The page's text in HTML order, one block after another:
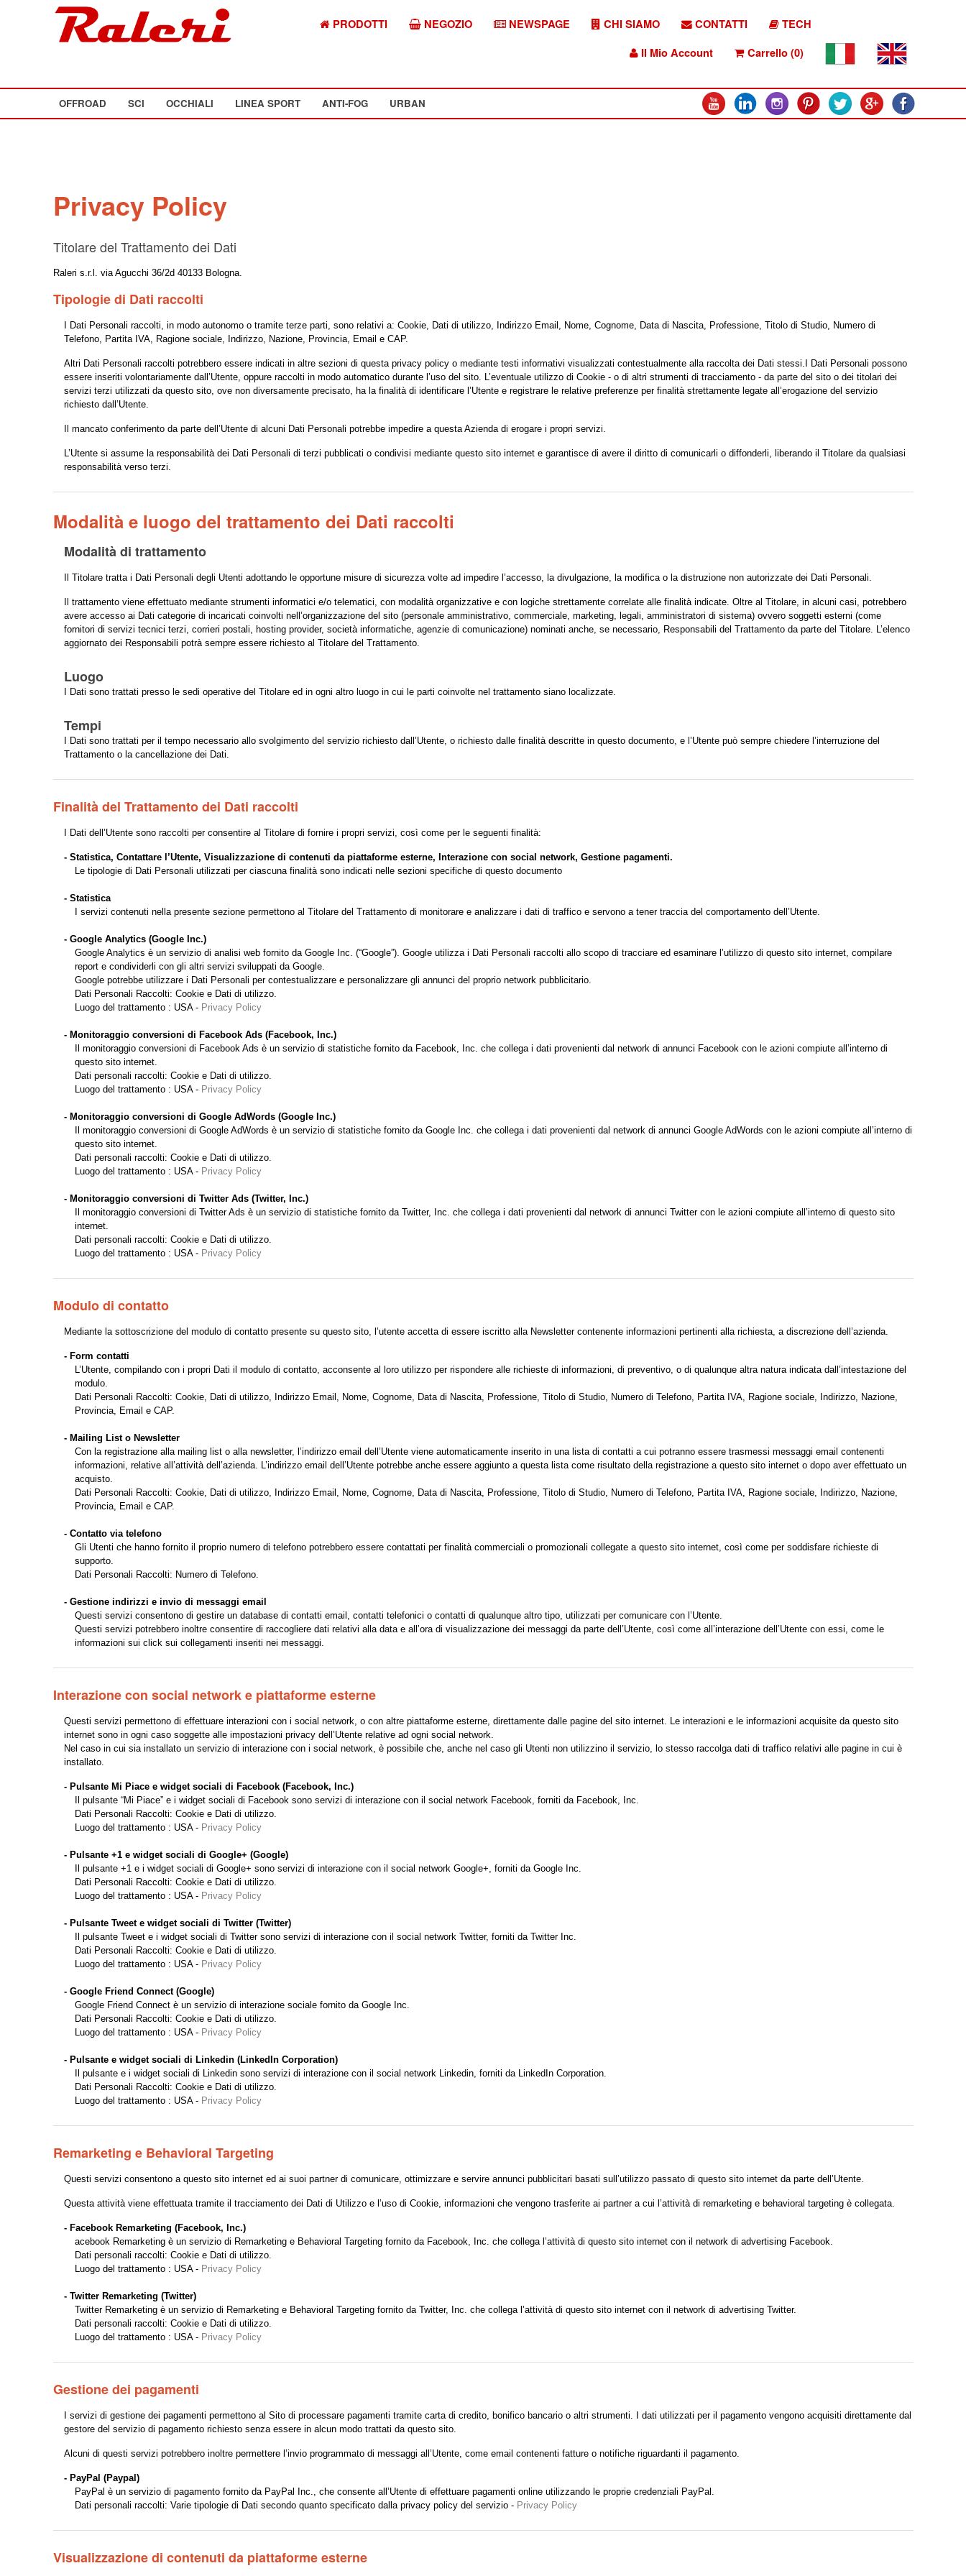
PRODOTTI NEGOZIO NEWSPAGE CHI SIAMO CONTATTI
TECH
Il Mio Account
Carrello (0)
OFFROAD SCI OCCHIALI LINEA SPORT ANTI-FOG URBAN
Privacy Policy
Titolare del Trattamento dei Dati
Raleri s.r.l. via Agucchi 36/2d 40133 Bologna.
Tipologie di Dati raccolti
I Dati Personali raccolti, in modo autonomo o tramite terze parti, sono relativi a: Cookie, Dati di utilizzo, Indirizzo Email, Nome, Cognome, Data di Nascita, Professione, Titolo di Studio, Numero di
Telefono, Partita IVA, Ragione sociale, Indirizzo, Nazione, Provincia, Email e CAP.
Altri Dati Personali raccolti potrebbero essere indicati in altre sezioni di questa privacy policy o mediante testi informativi visualizzati contestualmente alla raccolta dei Dati stessi.I Dati Personali possono
essere inseriti volontariamente dall’Utente, oppure raccolti in modo automatico durante l’uso del sito. L’eventuale utilizzo di Cookie - o di altri strumenti di tracciamento - da parte del sito o dei titolari dei
servizi terzi utilizzati da questo sito, ove non diversamente precisato, ha la finalità di identificare l’Utente e registrare le relative preferenze per finalità strettamente legate all’erogazione del servizio
richiesto dall’Utente.
Il mancato conferimento da parte dell’Utente di alcuni Dati Personali potrebbe impedire a questa Azienda di erogare i propri servizi.
L’Utente si assume la responsabilità dei Dati Personali di terzi pubblicati o condivisi mediante questo sito internet e garantisce di avere il diritto di comunicarli o diffonderli, liberando il Titolare da qualsiasi
responsabilità verso terzi.
Modalità e luogo del trattamento dei Dati raccolti
Modalità di trattamento
Il Titolare tratta i Dati Personali degli Utenti adottando le opportune misure di sicurezza volte ad impedire l’accesso, la divulgazione, la modifica o la distruzione non autorizzate dei Dati Personali.
Il trattamento viene effettuato mediante strumenti informatici e/o telematici, con modalità organizzative e con logiche strettamente correlate alle finalità indicate. Oltre al Titolare, in alcuni casi, potrebbero
avere accesso ai Dati categorie di incaricati coinvolti nell’organizzazione del sito (personale amministrativo, commerciale, marketing, legali, amministratori di sistema) ovvero soggetti esterni (come
fornitori di servizi tecnici terzi, corrieri postali, hosting provider, società informatiche, agenzie di comunicazione) nominati anche, se necessario, Responsabili del Trattamento da parte del Titolare. L’elenco
aggiornato dei Responsabili potrà sempre essere richiesto al Titolare del Trattamento.
Luogo
I Dati sono trattati presso le sedi operative del Titolare ed in ogni altro luogo in cui le parti coinvolte nel trattamento siano localizzate.
Tempi
I Dati sono trattati per il tempo necessario allo svolgimento del servizio richiesto dall’Utente, o richiesto dalle finalità descritte in questo documento, e l’Utente può sempre chiedere l’interruzione del
Trattamento o la cancellazione dei Dati.
Finalità del Trattamento dei Dati raccolti
I Dati dell’Utente sono raccolti per consentire al Titolare di fornire i propri servizi, così come per le seguenti finalità:
- Statistica, Contattare l’Utente, Visualizzazione di contenuti da piattaforme esterne, Interazione con social network, Gestione pagamenti.
Le tipologie di Dati Personali utilizzati per ciascuna finalità sono indicati nelle sezioni specifiche di questo documento
- Statistica
I servizi contenuti nella presente sezione permettono al Titolare del Trattamento di monitorare e analizzare i dati di traffico e servono a tener traccia del comportamento dell’Utente.
- Google Analytics (Google Inc.)
Google Analytics è un servizio di analisi web fornito da Google Inc. (“Google”). Google utilizza i Dati Personali raccolti allo scopo di tracciare ed esaminare l’utilizzo di questo sito internet, compilare
report e condividerli con gli altri servizi sviluppati da Google.
Google potrebbe utilizzare i Dati Personali per contestualizzare e personalizzare gli annunci del proprio network pubblicitario.
Dati Personali Raccolti: Cookie e Dati di utilizzo.
Luogo del trattamento : USA - Privacy Policy
- Monitoraggio conversioni di Facebook Ads (Facebook, Inc.)
Il monitoraggio conversioni di Facebook Ads è un servizio di statistiche fornito da Facebook, Inc. che collega i dati provenienti dal network di annunci Facebook con le azioni compiute all’interno di
questo sito internet.
Dati personali raccolti: Cookie e Dati di utilizzo.
Luogo del trattamento : USA - Privacy Policy
- Monitoraggio conversioni di Google AdWords (Google Inc.)
Il monitoraggio conversioni di Google AdWords è un servizio di statistiche fornito da Google Inc. che collega i dati provenienti dal network di annunci Google AdWords con le azioni compiute all’interno di
questo sito internet.
Dati personali raccolti: Cookie e Dati di utilizzo.
Luogo del trattamento : USA - Privacy Policy
- Monitoraggio conversioni di Twitter Ads (Twitter, Inc.)
Il monitoraggio conversioni di Twitter Ads è un servizio di statistiche fornito da Twitter, Inc. che collega i dati provenienti dal network di annunci Twitter con le azioni compiute all’interno di questo sito
internet.
Dati personali raccolti: Cookie e Dati di utilizzo.
Luogo del trattamento : USA - Privacy Policy
Modulo di contatto
Mediante la sottoscrizione del modulo di contatto presente su questo sito, l’utente accetta di essere iscritto alla Newsletter contenente informazioni pertinenti alla richiesta, a discrezione dell’azienda.
- Form contatti
L’Utente, compilando con i propri Dati il modulo di contatto, acconsente al loro utilizzo per rispondere alle richieste di informazioni, di preventivo, o di qualunque altra natura indicata dall’intestazione del
modulo.
Dati Personali Raccolti: Cookie, Dati di utilizzo, Indirizzo Email, Nome, Cognome, Data di Nascita, Professione, Titolo di Studio, Numero di Telefono, Partita IVA, Ragione sociale, Indirizzo, Nazione,
Provincia, Email e CAP.
- Mailing List o Newsletter
Con la registrazione alla mailing list o alla newsletter, l’indirizzo email dell’Utente viene automaticamente inserito in una lista di contatti a cui potranno essere trasmessi messaggi email contenenti
informazioni, relative all’attività dell’azienda. L’indirizzo email dell’Utente potrebbe anche essere aggiunto a questa lista come risultato della registrazione a questo sito internet o dopo aver effettuato un
acquisto.
Dati Personali Raccolti: Cookie, Dati di utilizzo, Indirizzo Email, Nome, Cognome, Data di Nascita, Professione, Titolo di Studio, Numero di Telefono, Partita IVA, Ragione sociale, Indirizzo, Nazione,
Provincia, Email e CAP.
- Contatto via telefono
Gli Utenti che hanno fornito il proprio numero di telefono potrebbero essere contattati per finalità commerciali o promozionali collegate a questo sito internet, così come per soddisfare richieste di
supporto.
Dati Personali Raccolti: Numero di Telefono.
- Gestione indirizzi e invio di messaggi email
Questi servizi consentono di gestire un database di contatti email, contatti telefonici o contatti di qualunque altro tipo, utilizzati per comunicare con l’Utente.
Questi servizi potrebbero inoltre consentire di raccogliere dati relativi alla data e all’ora di visualizzazione dei messaggi da parte dell’Utente, così come all’interazione dell’Utente con essi, come le
informazioni sui click sui collegamenti inseriti nei messaggi.
Interazione con social network e piattaforme esterne
Questi servizi permettono di effettuare interazioni con i social network, o con altre piattaforme esterne, direttamente dalle pagine del sito internet. Le interazioni e le informazioni acquisite da questo sito
internet sono in ogni caso soggette alle impostazioni privacy dell’Utente relative ad ogni social network.
Nel caso in cui sia installato un servizio di interazione con i social network, è possibile che, anche nel caso gli Utenti non utilizzino il servizio, lo stesso raccolga dati di traffico relativi alle pagine in cui è
installato.
- Pulsante Mi Piace e widget sociali di Facebook (Facebook, Inc.)
Il pulsante “Mi Piace” e i widget sociali di Facebook sono servizi di interazione con il social network Facebook, forniti da Facebook, Inc.
Dati Personali Raccolti: Cookie e Dati di utilizzo.
Luogo del trattamento : USA - Privacy Policy
- Pulsante +1 e widget sociali di Google+ (Google)
Il pulsante +1 e i widget sociali di Google+ sono servizi di interazione con il social network Google+, forniti da Google Inc.
Dati Personali Raccolti: Cookie e Dati di utilizzo.
Luogo del trattamento : USA - Privacy Policy
- Pulsante Tweet e widget sociali di Twitter (Twitter)
Il pulsante Tweet e i widget sociali di Twitter sono servizi di interazione con il social network Twitter, forniti da Twitter Inc.
Dati Personali Raccolti: Cookie e Dati di utilizzo.
Luogo del trattamento : USA - Privacy Policy
- Google Friend Connect (Google)
Google Friend Connect è un servizio di interazione sociale fornito da Google Inc.
Dati Personali Raccolti: Cookie e Dati di utilizzo.
Luogo del trattamento : USA - Privacy Policy
- Pulsante e widget sociali di Linkedin (LinkedIn Corporation)
Il pulsante e i widget sociali di Linkedin sono servizi di interazione con il social network Linkedin, forniti da LinkedIn Corporation.
Dati Personali Raccolti: Cookie e Dati di utilizzo.
Luogo del trattamento : USA - Privacy Policy
Remarketing e Behavioral Targeting
Questi servizi consentono a questo sito internet ed ai suoi partner di comunicare, ottimizzare e servire annunci pubblicitari basati sull’utilizzo passato di questo sito internet da parte dell’Utente.
Questa attività viene effettuata tramite il tracciamento dei Dati di Utilizzo e l’uso di Cookie, informazioni che vengono trasferite ai partner a cui l’attività di remarketing e behavioral targeting è collegata.
- Facebook Remarketing (Facebook, Inc.)
acebook Remarketing è un servizio di Remarketing e Behavioral Targeting fornito da Facebook, Inc. che collega l’attività di questo sito internet con il network di advertising Facebook.
Dati personali raccolti: Cookie e Dati di utilizzo.
Luogo del trattamento : USA - Privacy Policy
- Twitter Remarketing (Twitter)
Twitter Remarketing è un servizio di Remarketing e Behavioral Targeting fornito da Twitter, Inc. che collega l’attività di questo sito internet con il network di advertising Twitter.
Dati personali raccolti: Cookie e Dati di utilizzo.
Luogo del trattamento : USA - Privacy Policy
Gestione dei pagamenti
I servizi di gestione dei pagamenti permettono al Sito di processare pagamenti tramite carta di credito, bonifico bancario o altri strumenti. I dati utilizzati per il pagamento vengono acquisiti direttamente dal
gestore del servizio di pagamento richiesto senza essere in alcun modo trattati da questo sito.
Alcuni di questi servizi potrebbero inoltre permettere l’invio programmato di messaggi all’Utente, come email contenenti fatture o notifiche riguardanti il pagamento.
- PayPal (Paypal)
PayPal è un servizio di pagamento fornito da PayPal Inc., che consente all’Utente di effettuare pagamenti online utilizzando le proprie credenziali PayPal.
Dati personali raccolti: Varie tipologie di Dati secondo quanto specificato dalla privacy policy del servizio - Privacy Policy
Visualizzazione di contenuti da piattaforme esterne